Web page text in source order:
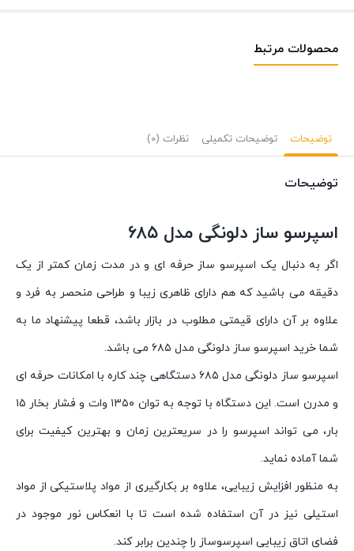
محصولات مرتبط
توضیحات توضیحات تکمیلی نظرات (0)
توضیحات
اسپرسو ساز دلونگی مدل ۶۸۵
اگر به دنبال یک اسپرسو ساز حرفه ای و در مدت زمان کمتر از یک
دقیقه می باشید که هم دارای ظاهری زیبا و طراحی منحصر به فرد و
علاوه بر آن دارای قیمتی مطلوب در بازار باشد، قطعا پیشنهاد ما به
شما خرید اسپرسو ساز دلونگی مدل ۶۸۵ می باشد.
اسپرسو ساز دلونگی مدل ۶۸۵ دستگاهی چند کاره با امکانات حرفه ای
و مدرن است. این دستگاه با توجه به توان ۱۳۵۰ وات و فشار بخار ۱۵
بار، می تواند اسپرسو را در سریعترین زمان و بهترین کیفیت برای
شما آماده نماید.
به منظور افزایش زیبایی، علاوه بر بکارگیری از مواد پلاستیکی از مواد
استیلی نیز در آن استفاده شده است تا با انعکاس نور موجود در
فضای اتاق زیبایی اسپرسوساز را چندین برابر کند.